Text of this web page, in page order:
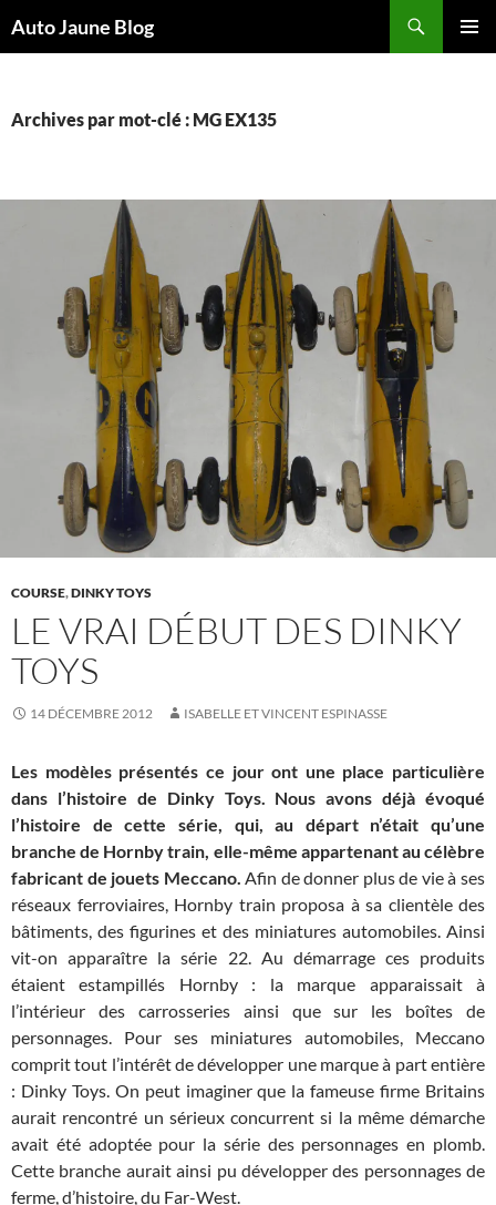
Auto Jaune Blog
Archives par mot-clé : MG EX135
COURSE,DINKY TOYS
LE VRAI DÉBUT DES DINKY
TOYS
14 DÉCEMBRE 2012 ISABELLE ET VINCENT ESPINASSE
Les modèles présentés ce jour ont une place particulière
dans l’histoire de Dinky Toys. Nous avons déjà évoqué
l’histoire de cette série, qui, au départ n’était qu’une
branche de Hornby train, elle-même appartenant au célèbre
fabricant de jouets Meccano. Afin de donner plus de vie à ses
réseaux ferroviaires, Hornby train proposa à sa clientèle des
bâtiments, des figurines et des miniatures automobiles. Ainsi
vit-on apparaître la série 22. Au démarrage ces produits
étaient estampillés Hornby : la marque apparaissait à
l’intérieur des carrosseries ainsi que sur les boîtes de
personnages. Pour ses miniatures automobiles, Meccano
comprit tout l’intérêt de développer une marque à part entière
: Dinky Toys. On peut imaginer que la fameuse firme Britains
aurait rencontré un sérieux concurrent si la même démarche
avait été adoptée pour la série des personnages en plomb.
Cette branche aurait ainsi pu développer des personnages de
ferme, d’histoire, du Far-West.